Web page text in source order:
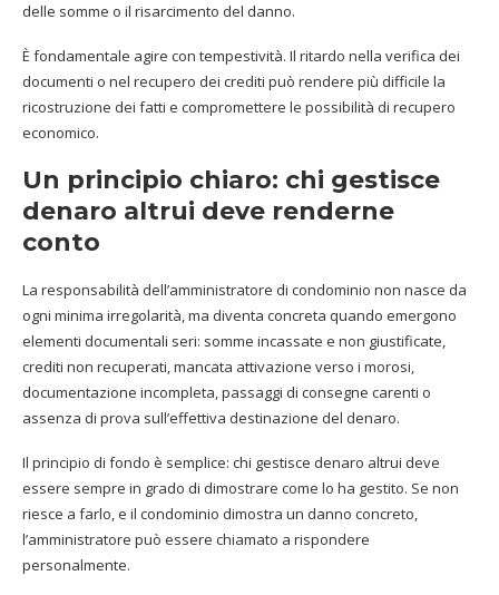
delle somme o il risarcimento del danno.
È fondamentale agire con tempestività. Il ritardo nella verifica dei
documenti o nel recupero dei crediti può rendere più difficile la
ricostruzione dei fatti e compromettere le possibilità di recupero
economico.
Un principio chiaro: chi gestisce
denaro altrui deve renderne
conto
La responsabilità dell’amministratore di condominio non nasce da
ogni minima irregolarità, ma diventa concreta quando emergono
elementi documentali seri: somme incassate e non giustificate,
crediti non recuperati, mancata attivazione verso i morosi,
documentazione incompleta, passaggi di consegne carenti o
assenza di prova sull’effettiva destinazione del denaro.
Il principio di fondo è semplice: chi gestisce denaro altrui deve
essere sempre in grado di dimostrare come lo ha gestito. Se non
riesce a farlo, e il condominio dimostra un danno concreto,
l’amministratore può essere chiamato a rispondere
personalmente.